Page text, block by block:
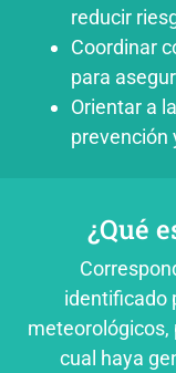
reducir
Coordinar
para
Orientar a
prevención
¿Qué
identificado
meteorológicos,
cual haya